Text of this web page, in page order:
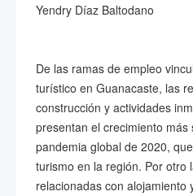
Yendry Díaz Baltodano
De las ramas de empleo
turístico en Guanacaste, las
construcción y actividades
presentan el crecimiento
pandemia global de 2020,
turismo en la región. Por otro
relacionadas con alojamiento